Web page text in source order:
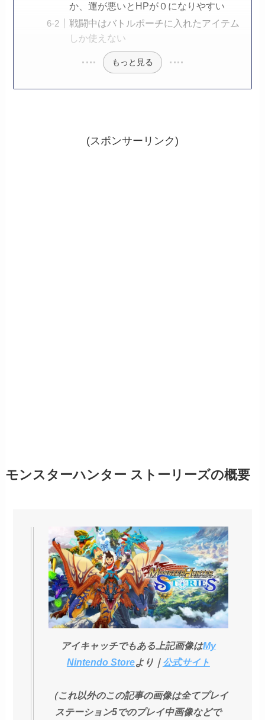
か、運が悪いとHPが０になりやすい
戦闘中はバトルポーチに入れたアイテム
しか使えない
もっと見る
(スポンサーリンク)
モンスターハンター ストーリーズの概要
アイキャッチでもある上記画像はMy
Nintendo Storeより｜ 公式サイト
（これ以外のこの記事の画像は全てプレイ
ステーション5でのプレイ中画像などで